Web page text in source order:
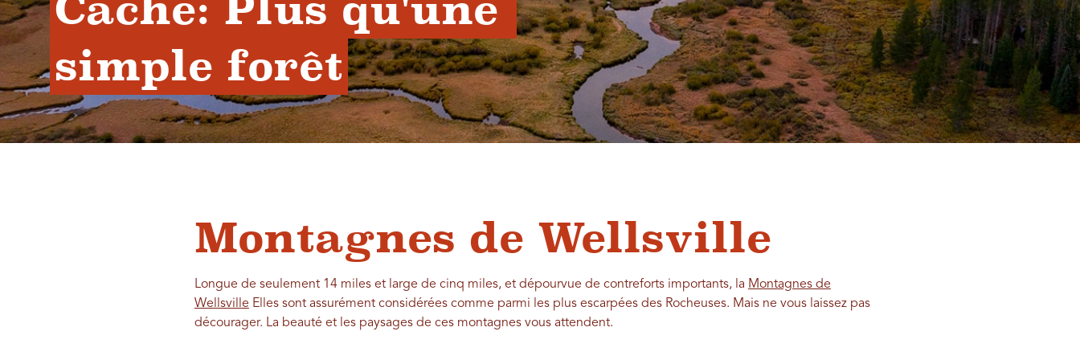
Cache: Plus qu'une
simple forêt
Montagnes de Wellsville
Longue de seulement 14 miles et large de cinq miles, et dépourvue de contreforts importants, la Montagnes de
Wellsville Elles sont assurément considérées comme parmi les plus escarpées des Rocheuses. Mais ne vous laissez pas
décourager. La beauté et les paysages de ces montagnes vous attendent.